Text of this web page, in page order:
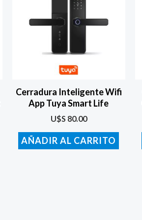
Cerradura Inteligente Wifi
App Tuya Smart Life
U$S 80.00
AÑADIR AL CARRITO